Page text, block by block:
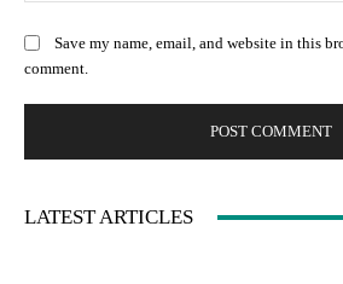
Save my name, email, and website in this
comment.
LATEST ARTICLES